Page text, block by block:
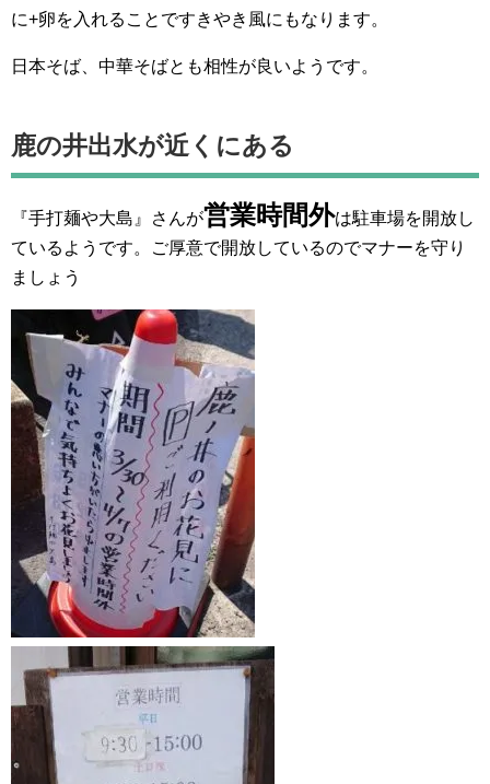
に+卵を入れることですきやき風にもなります。
日本そば、中華そばとも相性が良いようです。
鹿の井出水が近くにある
『手打麺や大島』さんが営業時間外は駐車場を開放し
ているようです。ご厚意で開放しているのでマナーを守り
ましょう